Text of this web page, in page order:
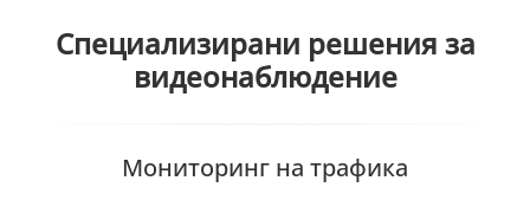
Специализирани решения за
видеонаблюдение
Мониторинг на трафика